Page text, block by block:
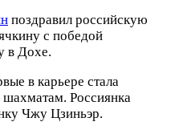
поздравил российскую
с победой
в Дохе.
в карьере стала
Россиянка
Чжу Цзиньэр.